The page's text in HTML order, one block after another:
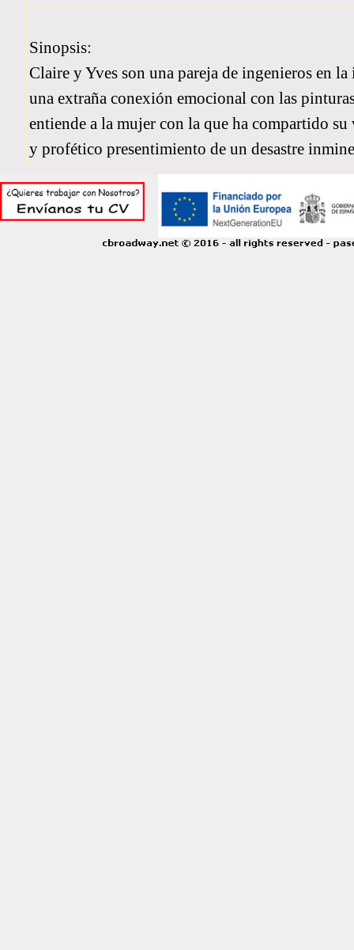
Sinopsis:
Claire y Yves son una pareja de ingenieros en
una extraña conexión emocional con las
entiende a la mujer con la que ha compartido
y profético presentimiento de un desastre